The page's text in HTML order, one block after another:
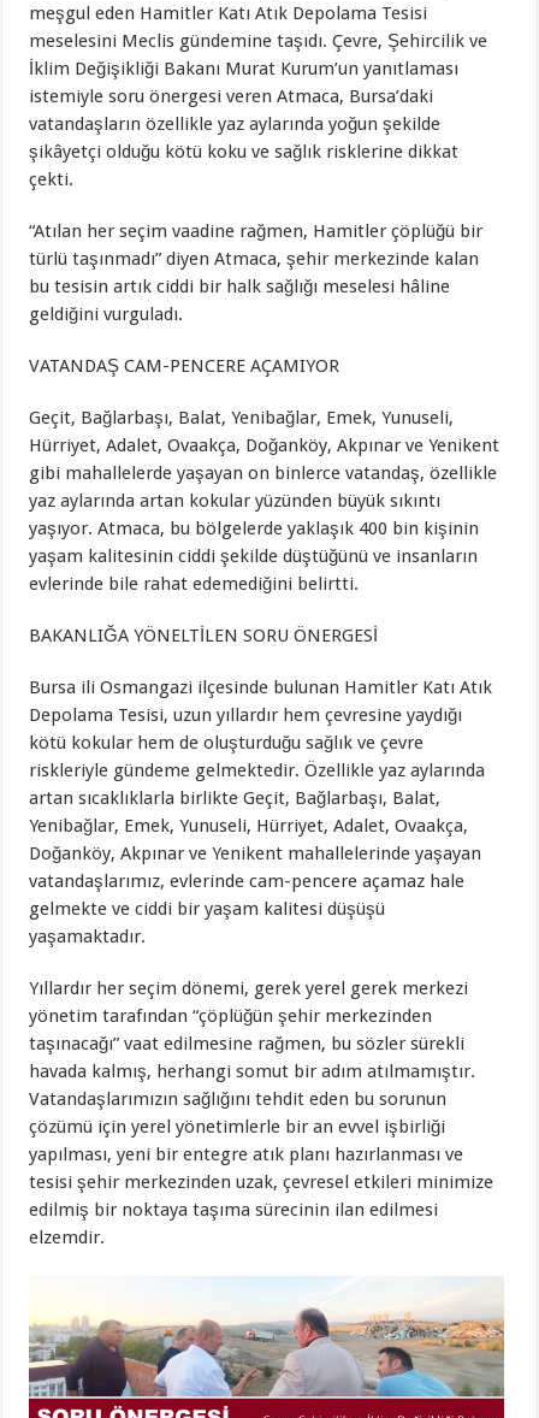
meşgul eden Hamitler Katı Atık Depolama Tesisi
meselesini Meclis gündemine taşıdı. Çevre, Şehircilik ve
İklim Değişikliği Bakanı Murat Kurum’un yanıtlaması
istemiyle soru önergesi veren Atmaca, Bursa’daki
vatandaşların özellikle yaz aylarında yoğun şekilde
şikâyetçi olduğu kötü koku ve sağlık risklerine dikkat
çekti.
“Atılan her seçim vaadine rağmen, Hamitler çöplüğü bir
türlü taşınmadı” diyen Atmaca, şehir merkezinde kalan
bu tesisin artık ciddi bir halk sağlığı meselesi hâline
geldiğini vurguladı.
VATANDAŞ CAM-PENCERE AÇAMIYOR
Geçit, Bağlarbaşı, Balat, Yenibağlar, Emek, Yunuseli,
Hürriyet, Adalet, Ovaakça, Doğanköy, Akpınar ve Yenikent
gibi mahallelerde yaşayan on binlerce vatandaş, özellikle
yaz aylarında artan kokular yüzünden büyük sıkıntı
yaşıyor. Atmaca, bu bölgelerde yaklaşık 400 bin kişinin
yaşam kalitesinin ciddi şekilde düştüğünü ve insanların
evlerinde bile rahat edemediğini belirtti.
BAKANLIĞA YÖNELTİLEN SORU ÖNERGESİ
Bursa ili Osmangazi ilçesinde bulunan Hamitler Katı Atık
Depolama Tesisi, uzun yıllardır hem çevresine yaydığı
kötü kokular hem de oluşturduğu sağlık ve çevre
riskleriyle gündeme gelmektedir. Özellikle yaz aylarında
artan sıcaklıklarla birlikte Geçit, Bağlarbaşı, Balat,
Yenibağlar, Emek, Yunuseli, Hürriyet, Adalet, Ovaakça,
Doğanköy, Akpınar ve Yenikent mahallelerinde yaşayan
vatandaşlarımız, evlerinde cam-pencere açamaz hale
gelmekte ve ciddi bir yaşam kalitesi düşüşü
yaşamaktadır.
Yıllardır her seçim dönemi, gerek yerel gerek merkezi
yönetim tarafından “çöplüğün şehir merkezinden
taşınacağı” vaat edilmesine rağmen, bu sözler sürekli
havada kalmış, herhangi somut bir adım atılmamıştır.
Vatandaşlarımızın sağlığını tehdit eden bu sorunun
çözümü için yerel yönetimlerle bir an evvel işbirliği
yapılması, yeni bir entegre atık planı hazırlanması ve
tesisi şehir merkezinden uzak, çevresel etkileri minimize
edilmiş bir noktaya taşıma sürecinin ilan edilmesi
elzemdir.